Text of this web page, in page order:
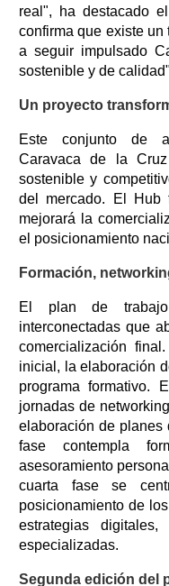
real", ha destacado
confirma que existe
a seguir impulsado
sostenible y de
Un proyecto
Este conjunto de
Caravaca de la
sostenible y
del mercado. El Hub
mejorará la
el posicionamiento
Formación,
El plan de
interconectadas que
comercialización
inicial, la elaboración
programa formativo.
jornadas de
elaboración de planes
fase contempla
asesoramiento
cuarta fase se
posicionamiento de
estrategias
especializadas.
Segunda edición del